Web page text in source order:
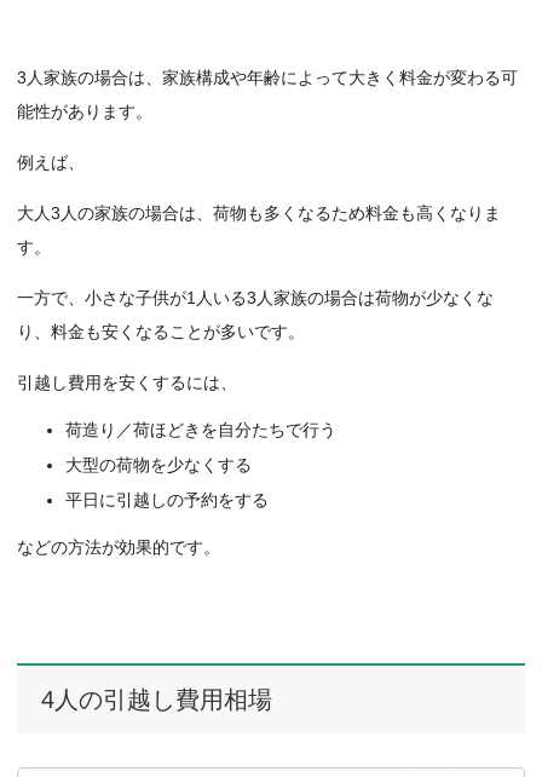
3人家族の場合は、家族構成や年齢によって大きく料金が変わる可
能性があります。
例えば、
大人3人の家族の場合は、荷物も多くなるため料金も高くなりま
す。
一方で、小さな子供が1人いる3人家族の場合は荷物が少なくな
り、料金も安くなることが多いです。
引越し費用を安くするには、
荷造り／荷ほどきを自分たちで行う
大型の荷物を少なくする
平日に引越しの予約をする
などの方法が効果的です。
4人の引越し費用相場